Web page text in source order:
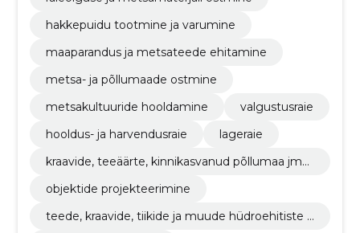
hakkepuidu tootmine ja varumine
maaparandus ja metsateede ehitamine
metsa- ja põllumaade ostmine
metsakultuuride hooldamine
valgustusraie
hooldus- ja harvendusraie
lageraie
kraavide, teeäärte, kinnikasvanud põllumaa jms
objektide projekteerimine
teede, kraavide, tiikide ja muude hüdroehitiste r